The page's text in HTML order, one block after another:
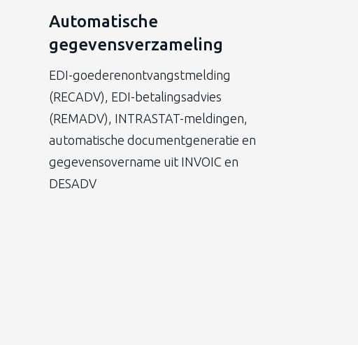
Automatische
gegevensverzameling
EDI-goederenontvangstmelding
(RECADV), EDI-betalingsadvies
(REMADV), INTRASTAT-meldingen,
automatische documentgeneratie en
gegevensovername uit INVOIC en
DESADV